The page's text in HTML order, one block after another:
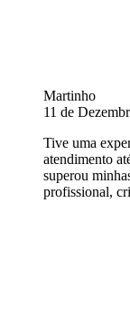
Martinho
11 de
Tive uma
atendimento
superou
profissional,